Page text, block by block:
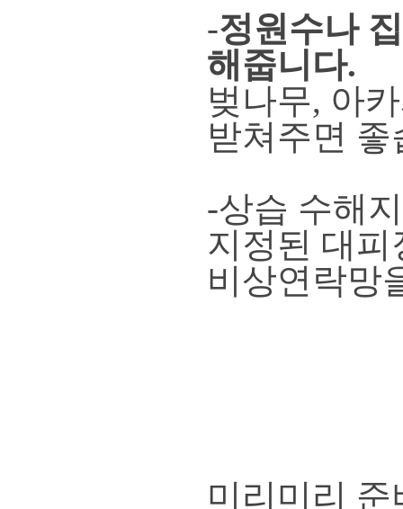
-정원수나
해줍니다.
벚나무, 아
받쳐주면 좋
-상습 수해
지정된 대
비상연락망
미리미리